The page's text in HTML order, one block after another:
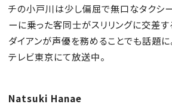
チの小戸川は少し偏屈で無口なタクシ
ーに乗った客同士がスリリングに交差す
ダイアンが声優を務めることでも話題
テレビ東京にて放送中。
Natsuki Hanae